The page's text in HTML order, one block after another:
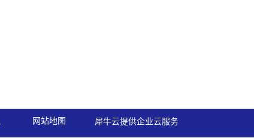
网站地图 犀牛云提供企业云服务